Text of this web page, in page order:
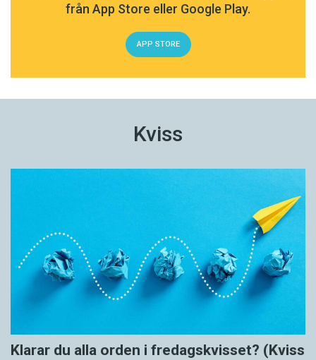
från App Store eller Google Play.
APP STORE
Kviss
Klarar du alla orden i fredagskvisset? (Kviss